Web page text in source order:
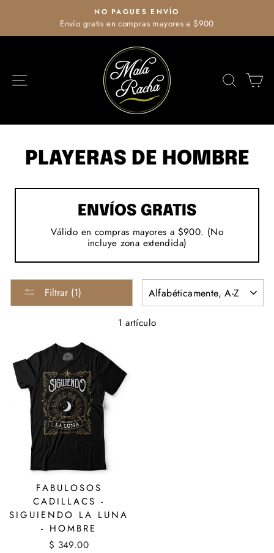
al
diapositivas
pausa
NO PAGUES ENVÍO
Envío gratis en compras mayores a $900
PLAYERAS DE HOMBRE
ENVÍOS GRATIS
Válido en compras mayores a $900. (No
incluye zona extendida)
Filtrar (1)
1 artículo
FABULOSOS
CADILLACS -
SIGUIENDO LA LUNA
- HOMBRE
$ 349.00